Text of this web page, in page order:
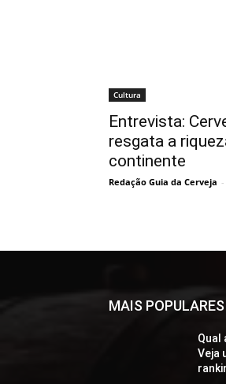
Cultura
Entrevista:
resgata a
continente
Redação Guia da Cerveja -
MAIS POPULARES
Qual
Veja